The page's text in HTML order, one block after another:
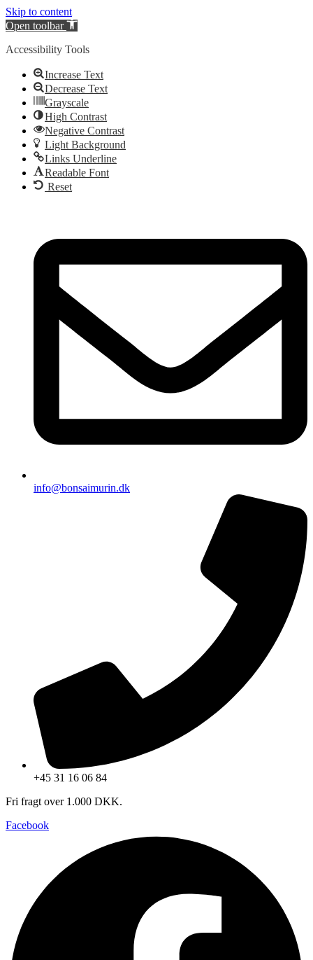
Skip to content
Open toolbar
Accessibility Tools
Increase Text
Decrease Text
Grayscale
High Contrast
Negative Contrast
Light Background
Links Underline
Readable Font
Reset
info@bonsaimurin.dk
+45 31 16 06 84
Fri fragt over 1.000 DKK.
Facebook